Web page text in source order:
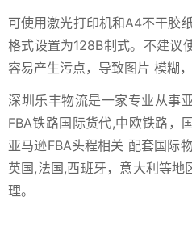
可使用激光打印机和A4不干胶
格式设置为128B制式。不建议
容易产生污点，导致图片 模糊
深圳乐丰物流是一家专业从事
FBA铁路国际货代,中欧铁路，
亚马逊FBA头程相关 配套国际
英国,法国,西班牙，意大利等地
理。